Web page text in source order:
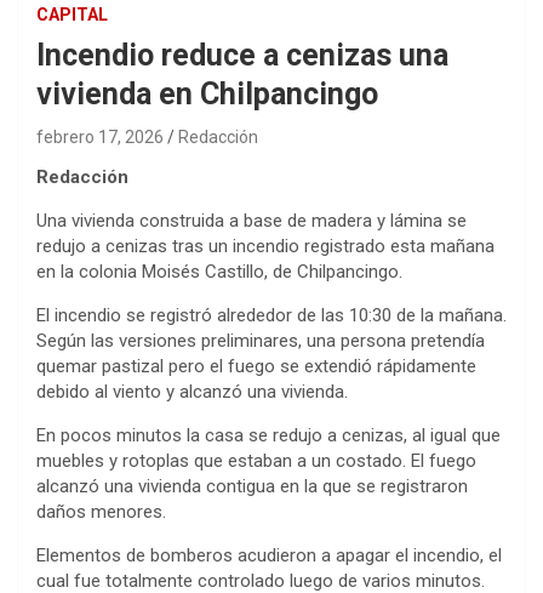
CAPITAL
Incendio reduce a cenizas una
vivienda en Chilpancingo
febrero 17, 2026 Redacción
Redacción
Una vivienda construida a base de madera y lámina se
redujo a cenizas tras un incendio registrado esta mañana
en la colonia Moisés Castillo, de Chilpancingo.
El incendio se registró alrededor de las 10:30 de la mañana.
Según las versiones preliminares, una persona pretendía
quemar pastizal pero el fuego se extendió rápidamente
debido al viento y alcanzó una vivienda.
En pocos minutos la casa se redujo a cenizas, al igual que
muebles y rotoplas que estaban a un costado. El fuego
alcanzó una vivienda contigua en la que se registraron
daños menores.
Elementos de bomberos acudieron a apagar el incendio, el
cual fue totalmente controlado luego de varios minutos.